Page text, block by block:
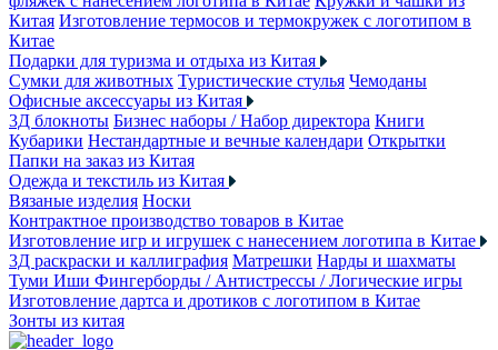
Китая Изготовление термосов и термокружек с логотипом в
Китае
Подарки для туризма и отдыха из Китая
Сумки для животных Туристические стулья Чемоданы
Офисные аксессуары из Китая
3Д блокноты Бизнес наборы / Набор директора Книги
Кубарики Нестандартные и вечные календари Открытки
Папки на заказ из Китая
Одежда и текстиль из Китая
Вязаные изделия Носки
Контрактное производство товаров в Китае
Изготовление игр и игрушек с нанесением логотипа в Китае
3Д раскраски и каллиграфия Матрешки Нарды и шахматы
Туми Иши Фингерборды / Антистрессы / Логические игры
Изготовление дартса и дротиков с логотипом в Китае
Зонты из китая